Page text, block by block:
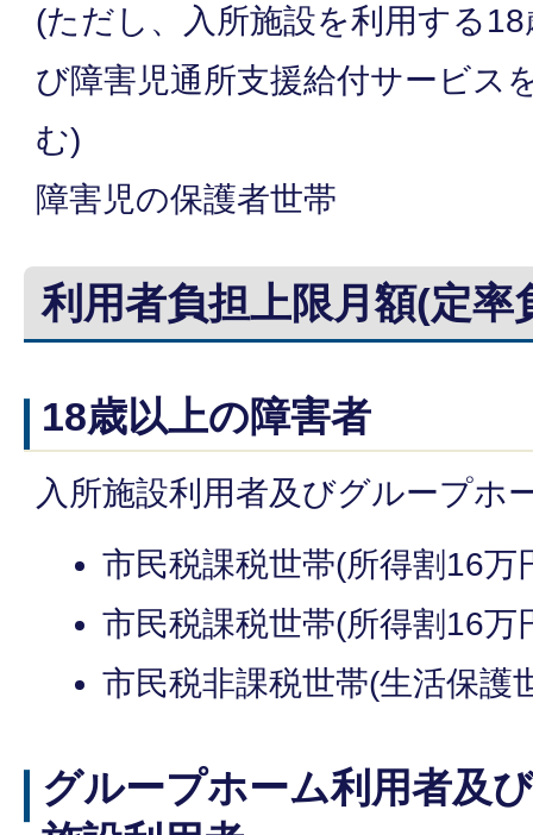
(ただし、入所施設を利用する
び障害児通所支援給付サービス
む)
障害児の保護者世帯
利用者負担上限月額(定率
18歳以上の障害者
入所施設利用者及びグループホ
市民税課税世帯(所得割16
市民税課税世帯(所得割16
市民税非課税世帯(生活保
グループホーム利用者及